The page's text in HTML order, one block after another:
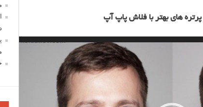
های بهتر با فلاش پاپ آپ